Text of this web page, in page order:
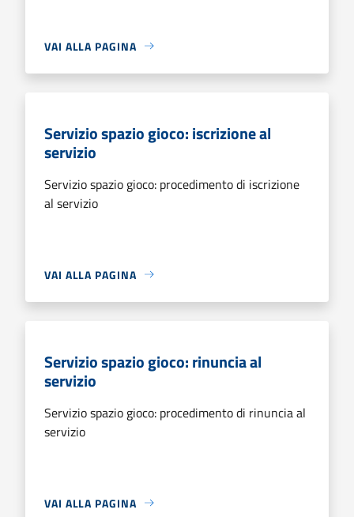
VAI ALLA PAGINA
Servizio spazio gioco: iscrizione al
servizio
Servizio spazio gioco: procedimento di iscrizione
al servizio
VAI ALLA PAGINA
Servizio spazio gioco: rinuncia al
servizio
Servizio spazio gioco: procedimento di rinuncia al
servizio
VAI ALLA PAGINA